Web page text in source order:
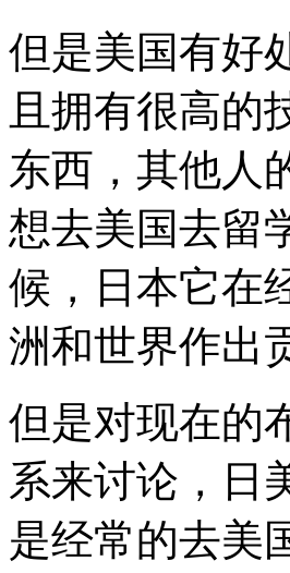
但是美国有好
且拥有很高的
东西，其他人
想去美国去留
候，日本它在
洲和世界作出
但是对现在的
系来讨论，日
是经常的去美